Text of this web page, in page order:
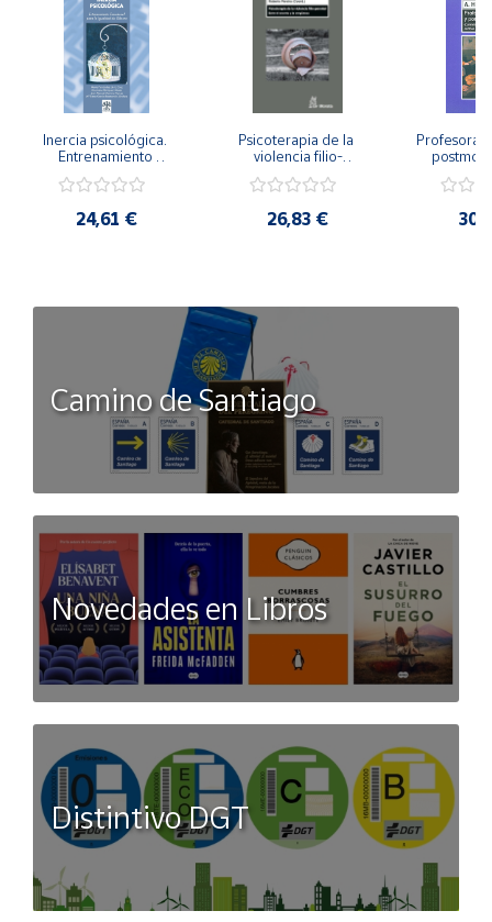
Inercia psicológica.
Entrenamiento
Igualdad de Género.
24,61 €
Psicoterapia de la
violencia filio-
secreto y la
26,83 €
Camino de Santiago
Novedades en Libros
Distintivo DGT